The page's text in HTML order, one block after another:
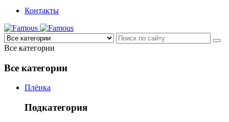
Контакты
Все категории
Все категории
Плёнка
Подкатегория